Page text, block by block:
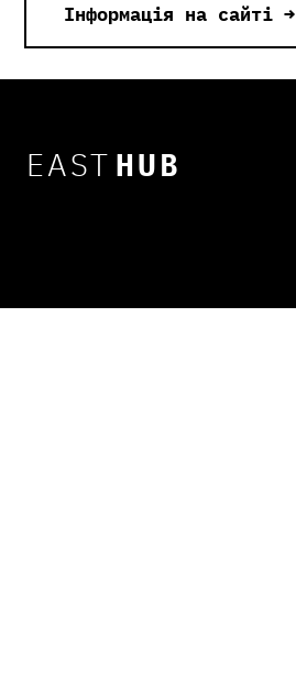
Інформація на сайті →
EAST HUB